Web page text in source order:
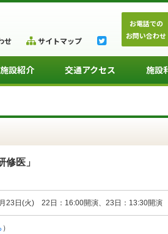
せ サイトマップ
お電話での
お問い合わせ
施設紹介 交通アクセス 施設
医」
23日(火) 22日：16:00開演、23日：13:30開演
）